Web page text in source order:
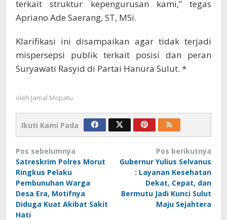
terkait struktur kepengurusan kami,” tegas
Apriano Ade Saerang, ST, MSi.
Klarifikasi ini disampaikan agar tidak terjadi
mispersepsi publik terkait posisi dan peran
Suryawati Rasyid di Partai Hanura Sulut. *
oleh Jamal Mopatu
Ikuti Kami Pada
Navigasi
pos
Pos sebelumnya
Satreskrim Polres Morut
Ringkus Pelaku
Pembunuhan Warga
Desa Era, Motifnya
Diduga Kuat Akibat Sakit
Hati
Pos berikutnya
Gubernur Yulius Selvanus
: Layanan Kesehatan
Dekat, Cepat, dan
Bermutu Jadi Kunci Sulut
Maju Sejahtera